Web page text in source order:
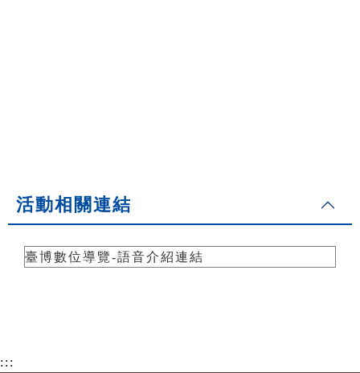
活動相關連結
臺博數位導覽-語音介紹連結
:::